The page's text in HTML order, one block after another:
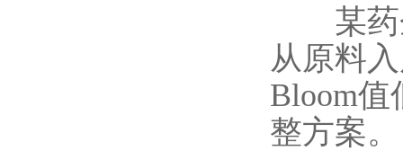
某药企
从原料
Bloom值
整方案。